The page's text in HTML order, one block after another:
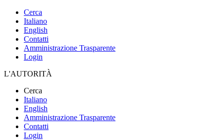
Cerca
Italiano
English
Contatti
Amministrazione Trasparente
Login
L'AUTORITÀ
Cerca
Italiano
English
Amministrazione Trasparente
Contatti
Login